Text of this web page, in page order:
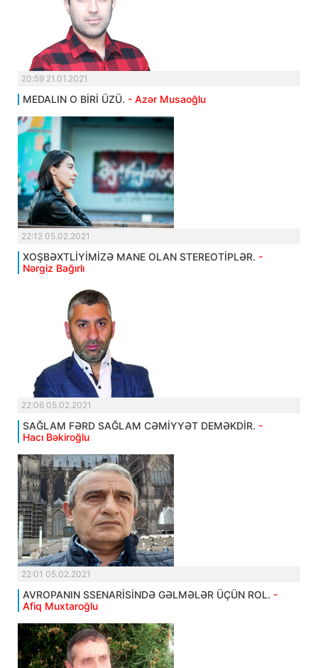
20:59 21.01.2021
MEDALIN O BİRİ ÜZÜ. - Azər Musaoğlu
22:12 05.02.2021
XOŞBƏXTLİYİMİZƏ MANE OLAN STEREOTİPLƏR. -
Nərgiz Bağırlı
22:06 05.02.2021
SAĞLAM FƏRD SAĞLAM CƏMİYYƏT DEMƏKDİR. -
Hacı Bəkiroğlu
22:01 05.02.2021
AVROPANIN SSENARİSİNDƏ GƏLMƏLƏR ÜÇÜN ROL. -
Afiq Muxtaroğlu